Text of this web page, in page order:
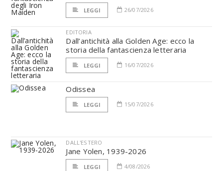
LEGGI 26/07/2026
EDITORIA
Dall’antichità alla Golden Age: ecco la
storia della fantascienza letteraria
LEGGI 16/07/2026
Odissea
LEGGI 15/07/2026
DALL'ESTERO
Jane Yolen, 1939-2026
LEGGI 4/08/2026